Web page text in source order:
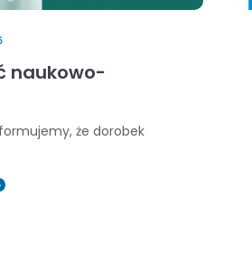
naukowo-
że dorobek